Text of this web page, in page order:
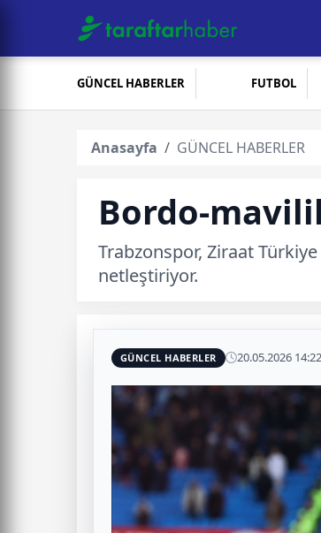
GÜNCEL HABERLER FUTBOL
Anasayfa GÜNCEL HABERLER
Bordo-
Trabzonspor, Ziraat Türkiye
netleştiriyor.
GÜNCEL HABERLER 20.05.2026 14:22